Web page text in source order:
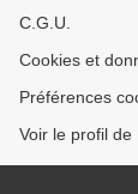
C.G.U.
Cookies et
Préférences
Voir le profil